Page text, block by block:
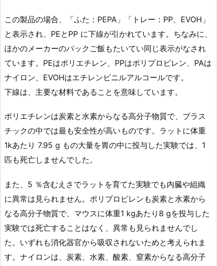
この製品の場合、「ふた：PEPA」「トレー：PP、EVOH」
と表示され、PEとPP に下線が引かれています。ちなみに、
ほかのメーカーのパックご飯もたいてい同じ表示がなされ
ています。PEはポリエチレン、PPはポリプロピレン、PAは
ナイロン、EVOHはエチレンビニルアルコールです。
下線は、主要な材料であることを意味しています。
ポリエチレンは炭素と水素からなる高分子物質で、プラス
チックの中では最も安全性が高いものです。ラットに体重
1kあたり 7.95 g もの大量を胃の中に投与した実験では、1
匹も死亡しませんでした。
また、5 ％含むえさでラットを育てた実験でも内臓や組織
に異常は見られません。ポリプロピレンも炭素と水素から
なる高分子物質で、マウスに体重1 kgあたり8 gを投与した
実験では死亡することはなく、異常も見られませんでし
た。いずれも消化器官から吸収されないためと考えられま
す。ナイロンは、炭素、水素、酸素、窒素からなる高分子